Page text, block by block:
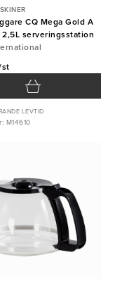
CQ Mega Gold A
2,5L serveringsstation
st
LEVTID
M14610